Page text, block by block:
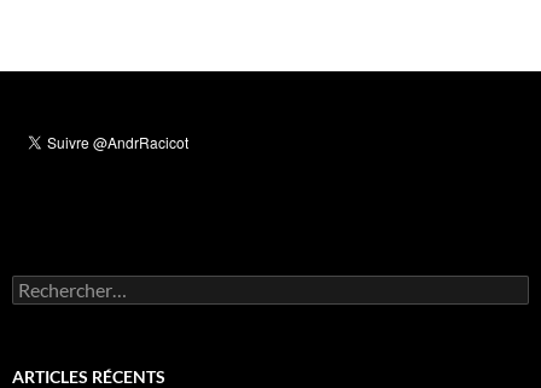
Rechercher :
ARTICLES RÉCENTS